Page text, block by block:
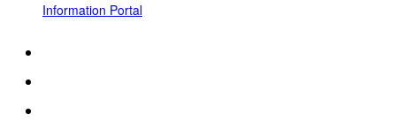
Information Portal